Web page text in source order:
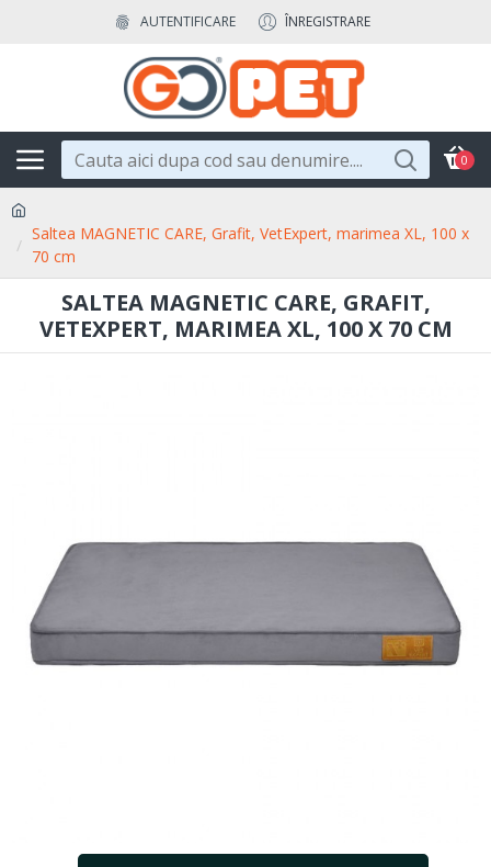
AUTENTIFICARE ÎNREGISTRARE
0
Saltea MAGNETIC CARE, Grafit, VetExpert, marimea XL, 100 x
70 cm
SALTEA MAGNETIC CARE, GRAFIT,
VETEXPERT, MARIMEA XL, 100 X 70 CM